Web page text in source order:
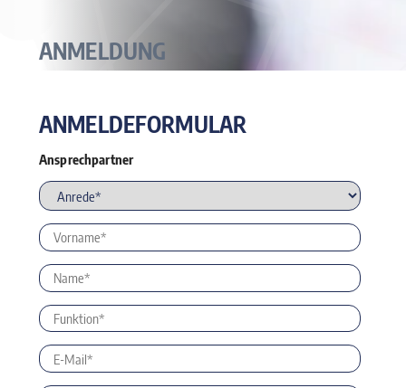
ANMELDUNG
ANMELDEFORMULAR
Ansprechpartner